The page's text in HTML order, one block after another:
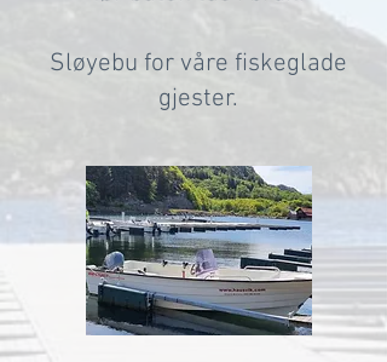
Sløyebu for våre fiskeglade
gjester.